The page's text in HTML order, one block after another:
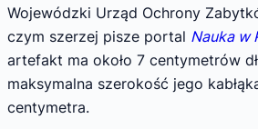
Wojewódzki Urząd Ochrony
czym szerzej pisze portal Nauka w
artefakt ma około 7 centymetrów
maksymalna szerokość jego
centymetra.